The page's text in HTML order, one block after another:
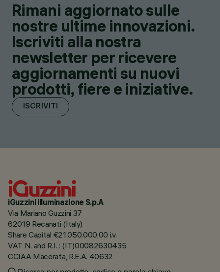
Rimani aggiornato sulle
nostre ultime innovazioni.
Iscriviti alla nostra
newsletter per ricevere
aggiornamenti su nuovi
prodotti, fiere e iniziative.
ISCRIVITI
iGuzzini illuminazione S.p.A
Via Mariano Guzzini 37
62019 Recanati (Italy)
Share Capital €21.050.000,00 i.v.
VAT N. and R.I. : (IT)00082630435
CCIAA Macerata, R.E.A. 40632